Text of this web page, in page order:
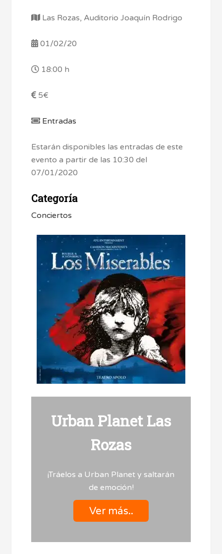
Las Rozas, Auditorio Joaquín Rodrigo
01/02/20
18:00 h
5€
Entradas
Estarán disponibles las entradas de este
evento a partir de las 10:30 del
07/01/2020
Categoría
Conciertos
Urban Planet Las
Rozas
¡Tráelos a Urban Planet y saltarán
de emoción!
Ver más..